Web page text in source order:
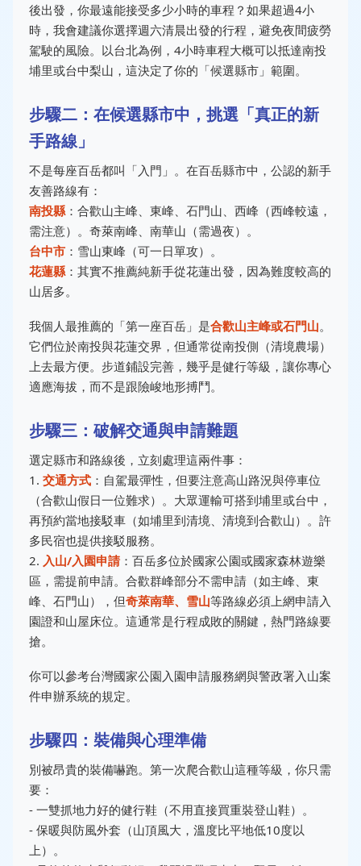
後出發，你最遠能接受多少小時的車程？如果超過4小
時，我會建議你選擇週六清晨出發的行程，避免夜間疲勞
駕駛的風險。以台北為例，4小時車程大概可以抵達南投
埔里或台中梨山，這決定了你的「候選縣市」範圍。
步驟二：在候選縣市中，挑選「真正的新
手路線」
不是每座百岳都叫「入門」。在百岳縣市中，公認的新手
友善路線有：
南投縣：合歡山主峰、東峰、石門山、西峰（西峰較遠，
需注意）。奇萊南峰、南華山（需過夜）。
台中市 ：雪山東峰（可一日單攻）。
花蓮縣：其實不推薦純新手從花蓮出發，因為難度較高的
山居多。
我個人最推薦的「第一座百岳」是合歡山主峰或石門山。
它們位於南投與花蓮交界，但通常從南投側（清境農場）
上去最方便。步道鋪設完善，幾乎是健行等級，讓你專心
適應海拔，而不是跟險峻地形搏鬥。
步驟三：破解交通與申請難題
選定縣市和路線後，立刻處理這兩件事：
1. 交通方式 ：自駕最彈性，但要注意高山路況與停車位
（合歡山假日一位難求）。大眾運輸可搭到埔里或台中，
再預約當地接駁車（如埔里到清境、清境到合歡山）。許
多民宿也提供接駁服務。
2. 入山/入園申請 ：百岳多位於國家公園或國家森林遊樂
區，需提前申請。合歡群峰部分不需申請（如主峰、東
峰、石門山），但奇萊南華、雪山等路線必須上網申請入
園證和山屋床位。這通常是行程成敗的關鍵，熱門路線要
搶。
你可以參考台灣國家公園入園申請服務網與警政署入山案
件申辦系統的規定。
步驟四：裝備與心理準備
別被昂貴的裝備嚇跑。第一次爬合歡山這種等級，你只需
要：
- 一雙抓地力好的健行鞋（不用直接買重裝登山鞋）。
- 保暖與防風外套（山頂風大，溫度比平地低10度以
上）。